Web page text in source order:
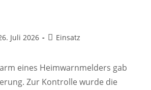
Juli 2026
Beitrags-
Einsatz
eines Heimwarnmelders gab
Zur Kontrolle wurde die